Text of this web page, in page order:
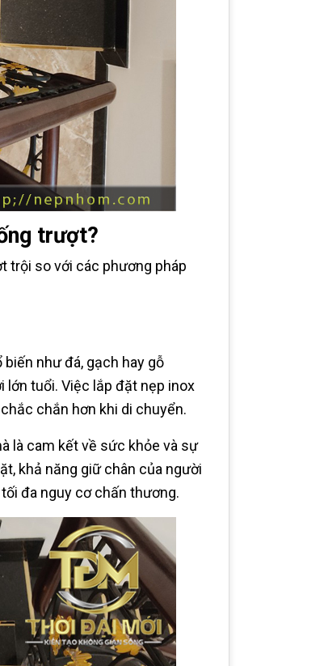
trượt?
trội so với các phương pháp
như đá, gạch hay gỗ
lớn tuổi. Việc lắp đặt nẹp inox
chắn hơn khi di chuyển.
là cam kết về sức khỏe và sự
khả năng giữ chân của người
đa nguy cơ chấn thương.